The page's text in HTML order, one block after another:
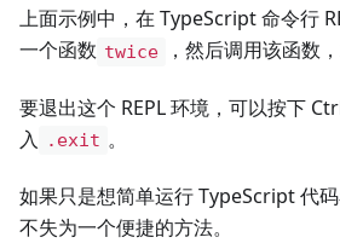
上面示例中，在 TypeScript 命令行
一个函数 twice ，然后调用该函数
要退出这个 REPL 环境，可以按下
入
.exit 。
如果只是想简单运行 TypeScript 代
不失为一个便捷的方法。